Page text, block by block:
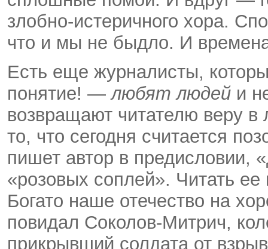
злобно-истеричного хора.
что и мы не быдло. И
Есть еще журналисты,
понятие! —любят людей и
возвращают читателю веру
то, что сегодня считается
пишет автор в предисловии,
«розовых соплей». Читать
Богато наше отечество на
повидал Соколов-Митрич,
прикрывший солдата от